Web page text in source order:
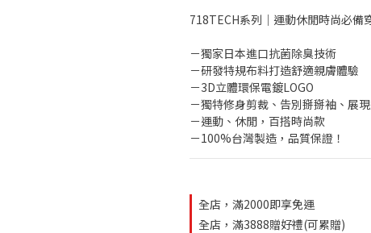
718TECH系列｜運動休閒時尚必備
－獨家日本進口抗菌除臭技術
－研發特規布料打造舒適親膚體驗
－3D立體環保電鍍LOGO
－獨特修身剪裁、告別掰掰袖、展
－運動、休閒，百搭時尚款
－100%台灣製造，品質保證！
全店，滿2000即享免運
全店，滿3888贈好禮(可累贈)